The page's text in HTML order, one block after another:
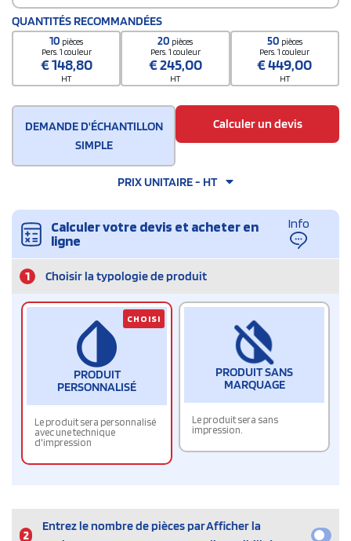
QUANTITÉS RECOMMANDÉES
10 pièces
Pers. 1 couleur
€148,80
HT
20 pièces
Pers. 1 couleur
€245,00
HT
50 pièces
Pers. 1 couleur
€449,00
HT
DEMANDE D'ÉCHANTILLON
SIMPLE
Calculer un devis
PRIX UNITAIRE - HT
Calculer votre devis et acheter en
ligne
Info
1 Choisir la typologie de produit
PRODUIT
PERSONNALISÉ
Le produit sera personnalisé
avec une technique
d'impression
CHOISI
PRODUIT SANS
MARQUAGE
Le produit sera sans
impression.
2
Entrez le nombre de pièces parAfficher la